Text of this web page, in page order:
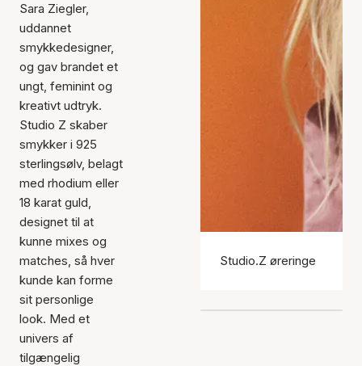
Sara Ziegler,
uddannet
smykkedesigner,
og gav brandet et
ungt, feminint og
kreativt udtryk.
Studio Z skaber
smykker i 925
sterlingsølv, belagt
med rhodium eller
18 karat guld,
designet til at
kunne mixes og
matches, så hver
kunde kan forme
sit personlige
look. Med et
univers af
tilgængelig
Studio.Z øreringe